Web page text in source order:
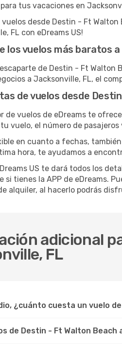
tus vacaciones en
desde Destin - Ft
FL con eDreams US!
los vuelos más baratos
de Destin - Ft Walton
a Jacksonville, FL, el
de vuelos desde
de vuelos de eDreams te
vuelo, el número de
en cuanto a fechas,
hora, te ayudamos a
US te dará todos los
si tienes la APP de eDreams.
alquiler, al hacerlo podrás
adicional
FL
¿cuánto cuesta un vuelo
de Destin - Ft Walton